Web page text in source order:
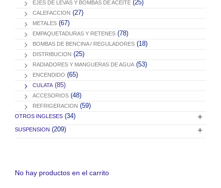
EJES DE LEVAS Y BOMBAS DE ACEITE (25)
CALEFACCION (27)
METALES (67)
EMPAQUETADURAS Y RETENES (78)
BOMBAS DE BENCINA / REGULADORES (18)
DISTRIBUCION (25)
RADIADORES Y MANGUERAS DE AGUA (53)
ENCENDIDO (65)
CULATA (85)
ACCESORIOS (48)
REFRIGERACION (59)
OTROS INGLESES (34)
SUSPENSION (209)
No hay productos en el carrito